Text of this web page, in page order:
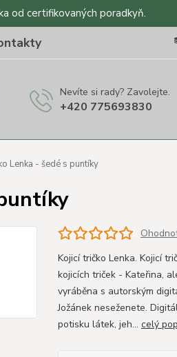
od certifikovaných poradkyň.
Nevíte si rady? Zavolejte.
+420 775693830
Lenka - šedé s puntíky
Kojicí tričko Lenka. Kojicí
kojicích triček - Kateřina,
vyráběna s autorským
Jožánek neseženete.
potisku látek, jeh... celý